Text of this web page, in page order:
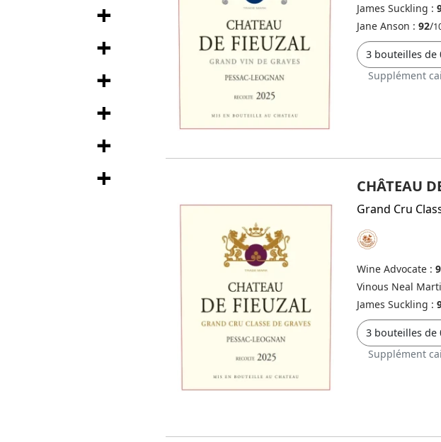
James Suckling :
Jane Anson : 92/
Supplément
CHÂTEAU
Grand Cru
Wine Advocate :
Vinous Neal
James Suckling :
Supplément